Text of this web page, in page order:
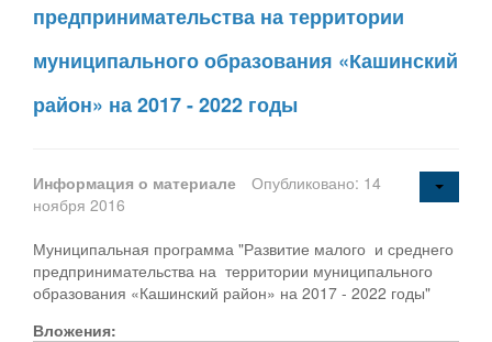
предпринимательства на территории
муниципального образования «Кашинский
район» на 2017 - 2022 годы
Информация о материале
Опубликовано: 14
ноября 2016
Муниципальная программа "Развитие малого и среднего
предпринимательства на территории муниципального
образования «Кашинский район» на 2017 - 2022 годы"
Вложения: